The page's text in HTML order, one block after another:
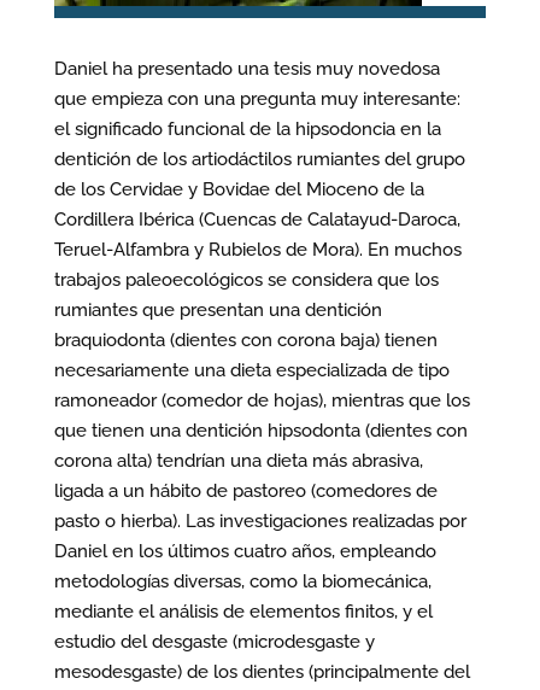
Daniel ha presentado una tesis muy novedosa
que empieza con una pregunta muy interesante:
el significado funcional de la hipsodoncia en la
dentición de los artiodáctilos rumiantes del grupo
de los Cervidae y Bovidae del Mioceno de la
Cordillera Ibérica (Cuencas de Calatayud-Daroca,
Teruel-Alfambra y Rubielos de Mora). En muchos
trabajos paleoecológicos se considera que los
rumiantes que presentan una dentición
braquiodonta (dientes con corona baja) tienen
necesariamente una dieta especializada de tipo
ramoneador (comedor de hojas), mientras que los
que tienen una dentición hipsodonta (dientes con
corona alta) tendrían una dieta más abrasiva,
ligada a un hábito de pastoreo (comedores de
pasto o hierba). Las investigaciones realizadas por
Daniel en los últimos cuatro años, empleando
metodologías diversas, como la biomecánica,
mediante el análisis de elementos finitos, y el
estudio del desgaste (microdesgaste y
mesodesgaste) de los dientes (principalmente del